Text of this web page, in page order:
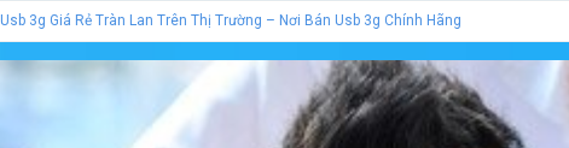
Usb 3g Giá Rẻ Tràn Lan Trên Thị Trường – Nơi Bán Usb 3g Chính Hãng